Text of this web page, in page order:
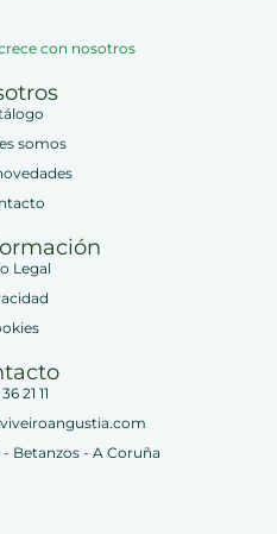
con nosotros
somos
Legal
21 11
- Betanzos - A Coruña